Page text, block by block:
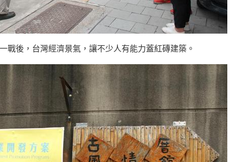
戰後，台灣經濟景氣，讓不少人有能力蓋紅磚建築。